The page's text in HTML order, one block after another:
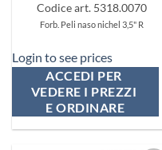
Codice art. 5318.0070
Forb. Peli naso nichel 3,5" R
Login to see prices
ACCEDI PER
VEDERE I PREZZI
E ORDINARE